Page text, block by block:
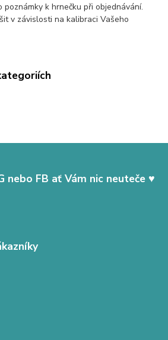
poznámky k hrnečku při objednávání.
v závislosti na kalibraci Vašeho
nebo FB ať Vám nic neuteče ♥